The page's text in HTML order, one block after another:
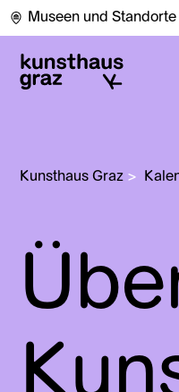
Museen und Standorte
Kunsthaus Graz >